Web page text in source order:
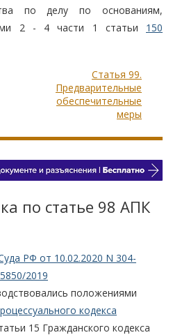
по делу по основаниям,
2 - 4 части 1 статьи 150
Статья 99.
Предварительные
обеспечительные
меры
по статье 98 АПК
РФ от 10.02.2020 N 304-
2019
положениями
кодекса
15 Гражданского кодекса